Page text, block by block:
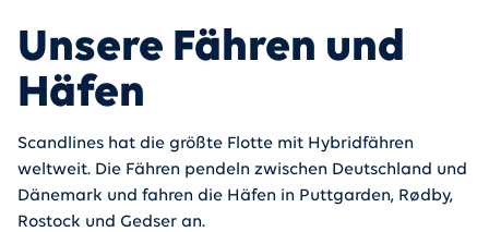
Unsere Fähren und
Häfen
Scandlines hat die größte Flotte mit Hybridfähren
weltweit. Die Fähren pendeln zwischen Deutschland und
Dänemark und fahren die Häfen in Puttgarden, Rødby,
Rostock und Gedser an.